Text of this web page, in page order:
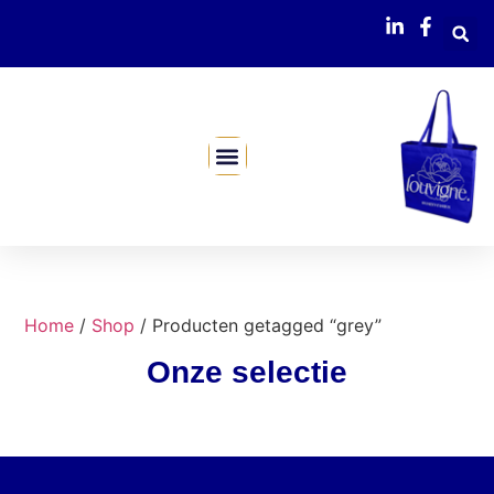
Home / Shop / Producten getagged “grey”
Onze selectie